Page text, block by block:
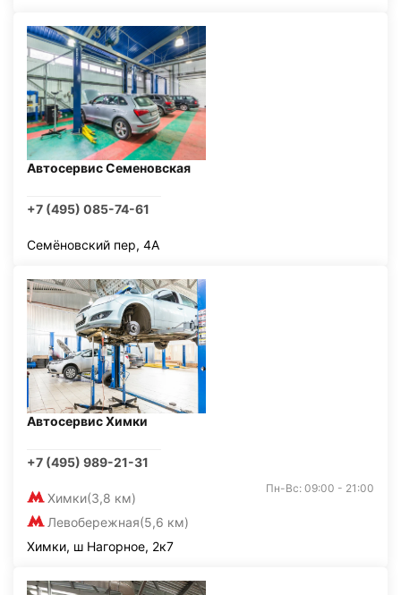
Автосервис Семеновская
+7 (495) 085-74-61
Семёновский пер, 4А
Автосервис Химки
+7 (495) 989-21-31
Химки(3,8 км)
Левобережная(5,6 км)
Пн-Вс: 09:00 - 21:00
Химки, ш Нагорное, 2к7